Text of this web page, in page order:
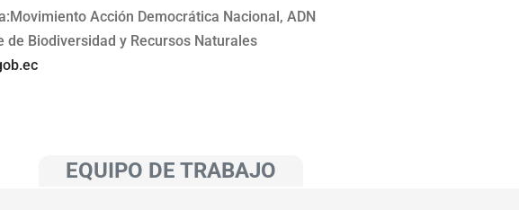
Acción Democrática Nacional, ADN
Biodiversidad y Recursos Naturales
EQUIPO DE TRABAJO